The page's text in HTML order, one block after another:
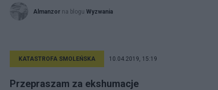
Almanzor na blogu Wyzwania
KATASTROFA SMOLEŃSKA 10.04.2019, 15:19
Przepraszam za ekshumacje